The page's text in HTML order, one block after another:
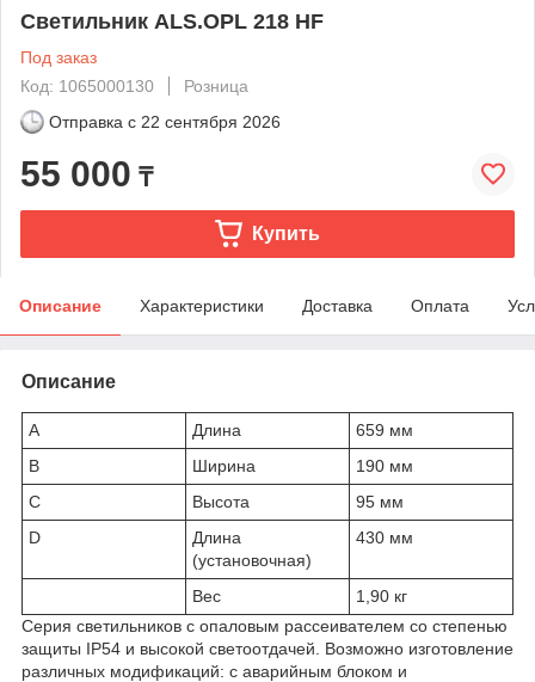
Светильник ALS.OPL 218 HF
Под заказ
Код: 1065000130
Розница
Отправка с 22 сентября 2026
55 000 ₸
Купить
Описание Характеристики Доставка Оплата
Описание
A Длина
659 мм
B
Ширина
190 мм
C
Высота
95 мм
D
Длина
(установочная)
430 мм
Вес
1,90 кг
Серия светильников с опаловым рассеивателем со степенью
защиты IP54 и высокой светоотдачей. Возможно изготовление
различных модификаций: с аварийным блоком и